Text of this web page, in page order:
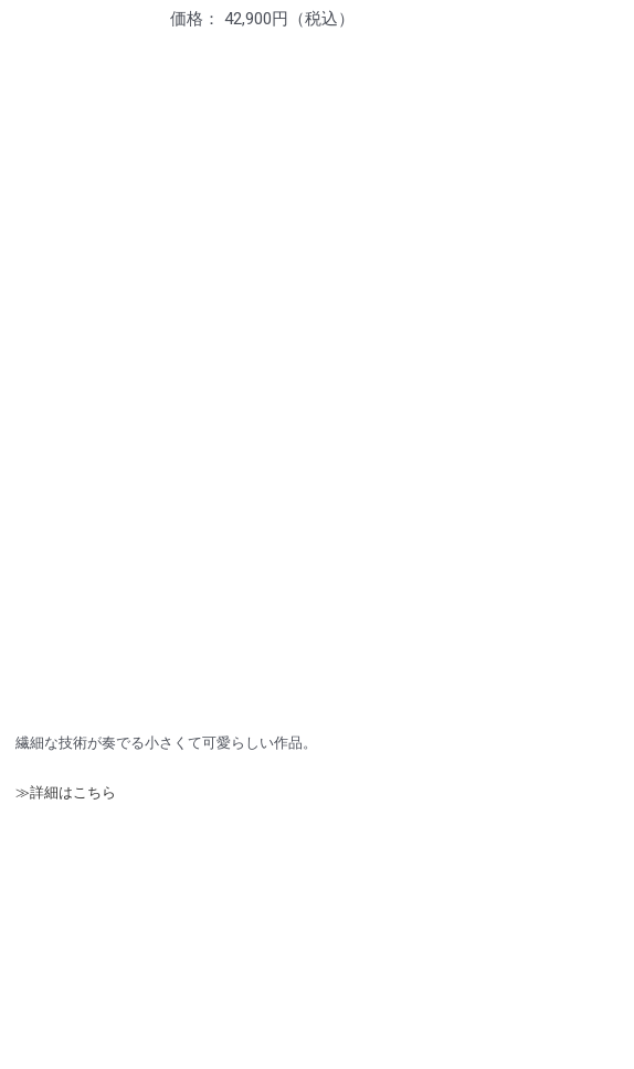
価格： 42,900円（税込）
繊細な技術が奏でる小さくて可愛らしい作品。
≫詳細はこちら